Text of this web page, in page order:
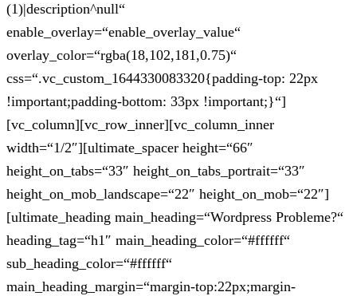
(1)|description^null“
enable_overlay=“enable_overlay_value“
overlay_color=“rgba(18,102,181,0.75)“
css=“.vc_custom_1644330083320{padding-top: 22px
!important;padding-bottom: 33px !important;}“]
[vc_column][vc_row_inner][vc_column_inner
width=“1/2″][ultimate_spacer height=“66″
height_on_tabs=“33″ height_on_tabs_portrait=“33″
height_on_mob_landscape=“22″ height_on_mob=“22″]
[ultimate_heading main_heading=“Wordpress Probleme?“
heading_tag=“h1″ main_heading_color=“#ffffff“
sub_heading_color=“#ffffff“
main_heading_margin=“margin-top:22px;margin-